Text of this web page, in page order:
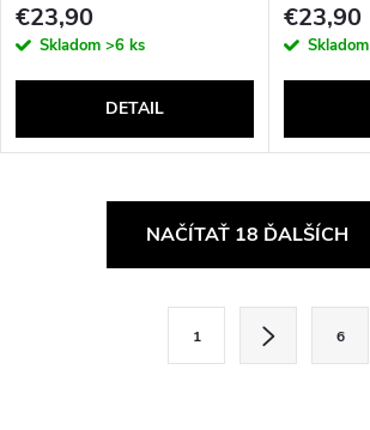
€23,90
Skladom >6 ks
DETAIL
€23,90
Skladom
NAČÍTAŤ 18 ĎALŠÍCH
1 6